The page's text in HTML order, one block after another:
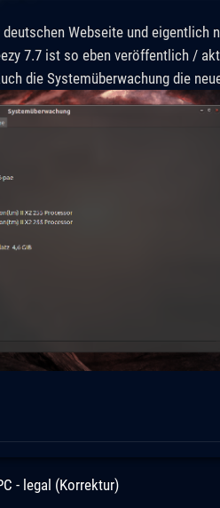
Webseite und eigentlich
7.7 ist so eben veröffentlich /
die Systemüberwachung die
- legal (Korrektur)